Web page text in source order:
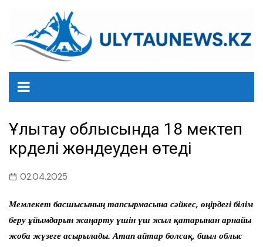
содержанию
Ұлытау облысында 18 мектеп
күрделі жөндеуден өтеді
02.04.2025
Мемлекет басшысының тапсырмасына сәйкес, өңірдегі білім
беру ұйымдарын жаңарту үшін үш жыл қатарынан арнайы
жоба жүзеге асырылады. Атап айтар болсақ, биыл облыс